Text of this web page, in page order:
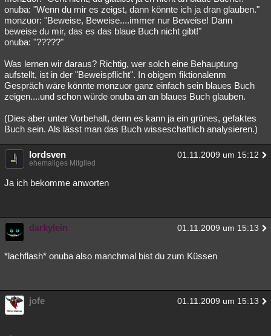
onuba: "Wenn du mir es zeigst, dann könnte ich ja dran glauben."
monzuor: "Beweise, Beweise....immer nur Beweise! Dann
beweise du mir, das es das blaue Buch nicht gibt!"
onuba: "?????"
Was lernen wir daraus? Richtig, wer solch eine Behauptung
aufstellt, ist in der "Beweispflicht". In obigem fiktionalenm
Gespräch wäre könnte monzuor ganz einfach sein blaues Buch
zeigen....und schon würde onuba an an blaues Buch glauben.
(Dies aber unter Vorbehalt, denn es kann ja ein grünes, gefaktes
Buch sein. Als lässt man das Buch wisseschaftlich analysieren.)
lordsven 01.11.2009 um 15:12
ehemaliges Mitglied
Ja ich bekomme anworten
darkylein 01.11.2009 um 15:13
*lachflash* onuba also manchmal bist du zum Küssen
jofe 01.11.2009 um 15:13